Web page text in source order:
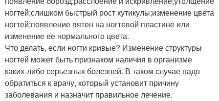
ногтей;слишком быстрый рост кутикулы;изменение цвета
ногтей;появление пятен на ногтевой пластине или
изменение ее нормального цвета.
Что делать, если ногти кривые? Изменение структуры
ногтей может быть признаком наличия в организме
каких-либо серьезных болезней. В таком случае надо
обратиться к врачу, который установит причину
заболевания и назначит правильное лечение.